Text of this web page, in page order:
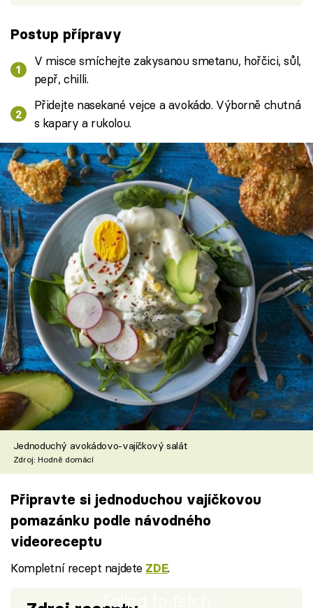
Postup přípravy
V misce smíchejte zakysanou smetanu, hořčici, sůl,
pepř, chilli.
Přidejte nasekané vejce a avokádo. Výborně chutná
s kapary a rukolou.
Jednoduchý avokádovo-vajíčkový salát
Zdroj: Hodně domácí
Připravte si jednoduchou vajíčkovou
pomazánku podle návodného
videoreceptu
Kompletní recept najdete ZDE.
Failed to fetch